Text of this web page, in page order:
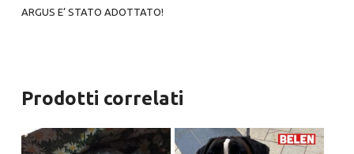
ARGUS E’ STATO ADOTTATO!
Prodotti correlati